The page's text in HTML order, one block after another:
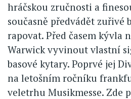
hráčskou zručnosti a
současně předvádět zuřivé
rapovat. Před časem kývla
Warwick vyvinout vlastní
basové kytary. Poprvé jej
na letošním ročníku
veletrhu Musikmesse. Zde